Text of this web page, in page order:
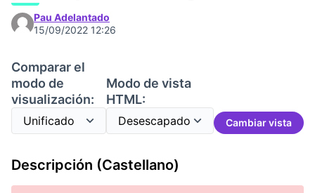
Pau Adelantado
15/09/2022 12:26
Comparar el
modo de
visualización:
Modo de vista
HTML:
Cambiar vista
Descripción (Castellano)